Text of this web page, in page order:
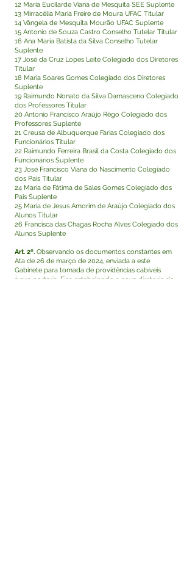
12 Maria Eucilarde Viana de Mesquita SEE Suplente
13 Mirracélia Maria Freire de Moura UFAC Titular
14 Vângela de Mesquita Mourão UFAC Suplente
15 Antonio de Souza Castro Conselho Tutelar Titular
16 Ana Maria Batista da Silva Conselho Tutelar
Suplente
17 José da Cruz Lopes Leite Colegiado dos Diretores
Titular
18 Maria Soares Gomes Colegiado dos Diretores
Suplente
19 Raimundo Nonato da Silva Damasceno Colegiado
dos Professores Titular
20 Antonio Francisco Araújo Rêgo Colegiado dos
Professores Suplente
21 Creusa de Albuquerque Farias Colegiado dos
Funcionários Titular
22 Raimundo Ferreira Brasil da Costa Colegiado dos
Funcionários Suplente
23 José Francisco Viana do Nascimento Colegiado
dos Pais Titular
24 Maria de Fátima de Sales Gomes Colegiado dos
Pais Suplente
25 Maria de Jesus Amorim de Araújo Colegiado dos
Alunos Titular
26 Francisca das Chagas Rocha Alves Colegiado dos
Alunos Suplente
Art. 2º. Observando os documentos constantes em
Ata de 26 de março de 2024, enviada a este
Gabinete para tomada de providências cabíveis
à sua portaria. Fica estabelecido a nova diretoria do